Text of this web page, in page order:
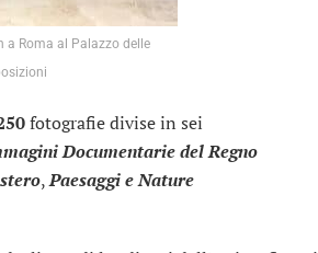
a Roma al Palazzo delle
fotografie divise in sei
Documentarie del Regno
,Paesaggi e Nature